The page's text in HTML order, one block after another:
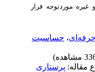
موردتوجه قرار
،حساسیت
پرستاری